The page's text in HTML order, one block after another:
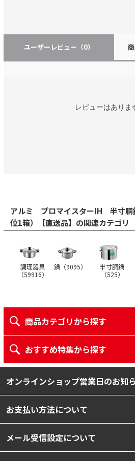
ユーザーレビュー （0）
レビューはありま
アルミ プロマイスターIH 半寸胴
位1箱）【直送品】の関連カテゴリ
調理器具
（59916）
鍋（9095）
半寸胴鍋
（525）
商品カテゴリから探す
おすすめ特集から探す
オンラインショップ営業日のお知
お支払い方法について
メール受信設定について